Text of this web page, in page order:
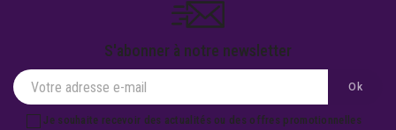
S'abonner à notre newsletter
Je souhaite recevoir des actualités ou des offres promotionnelles